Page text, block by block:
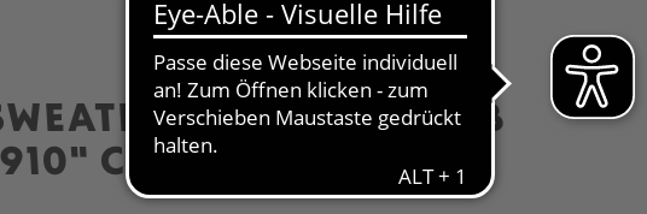
"FUSSBALL CLUB
CREME